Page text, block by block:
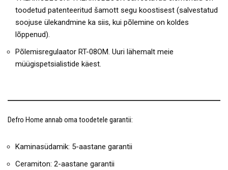
toodetud patenteeritud šamott segu koostisest (salvestatud
soojuse ülekandmine ka siis, kui põlemine on koldes
lõppenud).
Põlemisregulaator RT-08OM. Uuri lähemalt meie
müügispetsialistide käest.
Defro Home annab oma toodetele garantii:
Kaminasüdamik: 5-aastane garantii
Ceramiton: 2-aastane garantii